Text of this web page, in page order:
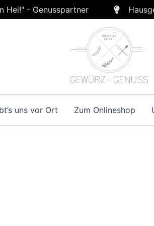
Hei!" - Genusspartner
uns vor Ort Zum Onlineshop